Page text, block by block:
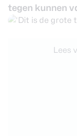
tegen kunnen
Lees